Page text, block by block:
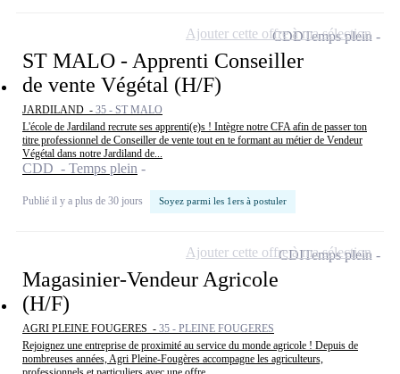
ST MALO - Apprenti Conseiller
de vente Végétal (H/F)
JARDILAND - 35 - ST MALO
L'école de Jardiland recrute ses apprenti(e)s ! Intègre notre CFA afin de passer ton
titre professionnel de Conseiller de vente tout en te formant au métier de Vendeur
Végétal dans notre Jardiland de...
CDD - Temps plein
Publié il y a plus de 30 jours Soyez parmi les 1ers à postuler
CDDTemps plein
Ajouter cette offre à ma sélection
Magasinier-Vendeur Agricole
(H/F)
AGRI PLEINE FOUGERES - 35 - PLEINE FOUGERES
Rejoignez une entreprise de proximité au service du monde agricole ! Depuis de
nombreuses années, Agri Pleine-Fougères accompagne les agriculteurs,
CDITemps plein
Ajouter cette offre à ma sélection